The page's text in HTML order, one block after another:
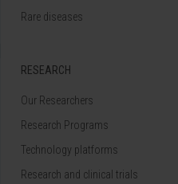
Rare diseases
RESEARCH
Our Researchers
Research Programs
Technology platforms
Research and clinical trials